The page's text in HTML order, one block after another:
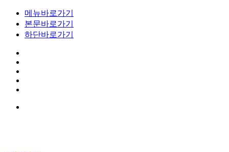
메뉴바로가기
본문바로가기
하단바로가기